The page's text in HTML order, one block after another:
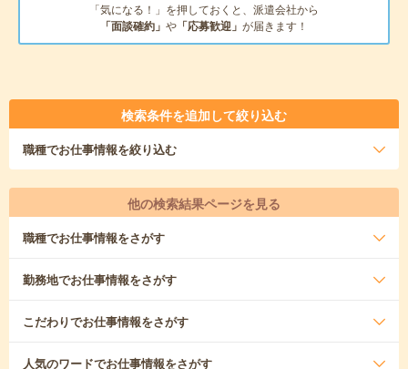
「気になる！」を押しておくと、派遣会社から
「面談確約」 や 「応募歓迎」 が届きます！
検索条件を追加して絞り込む
職種でお仕事情報を絞り込む
他の検索結果ページを見る
職種でお仕事情報をさがす
勤務地でお仕事情報をさがす
こだわりでお仕事情報をさがす
人気のワードでお仕事情報をさがす